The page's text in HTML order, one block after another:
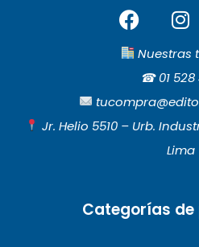
F
a
c
b
o
o
I
n
s
t
a
g
r
a
Nuestras
☎︎01 528
Jr. Helio 5510 – Urb.
Lima
Categorías